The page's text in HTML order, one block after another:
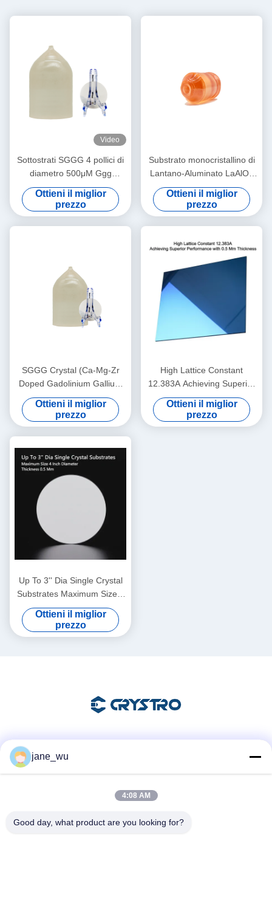
Video
Sottostrati SGGG 4 pollici di
diametro 500μM Ggg
Gadolinium Gallium Granate
Sottostrati
Ottieni il miglior
prezzo
Substrato monocristallino di
Lantano-Aluminato LaAlO3
per film sottile
superconduttore ad alta
temperatura e
magnetoresistenza gigante
Ottieni il miglior
prezzo
SGGG Crystal (Ca-Mg-Zr
Doped Gadolinium Gallium
Garnet), materiale di
substrato professionale
appositamente applicato per
la crescita epitassiale di film
sottili di granato di ferro
bismuto
Ottieni il miglior
prezzo
High Lattice Constant
12.383A Achieving Superior
Performance with 0.5 Mm
Thickness
Ottieni il miglior
prezzo
Up To 3'' Dia Single Crystal
Substrates Maximum Size 4
Inch Diameter Thickness 0.5
Mm
Ottieni il miglior
prezzo
jane_wu
4:08 AM
Good day, what product are you looking for?